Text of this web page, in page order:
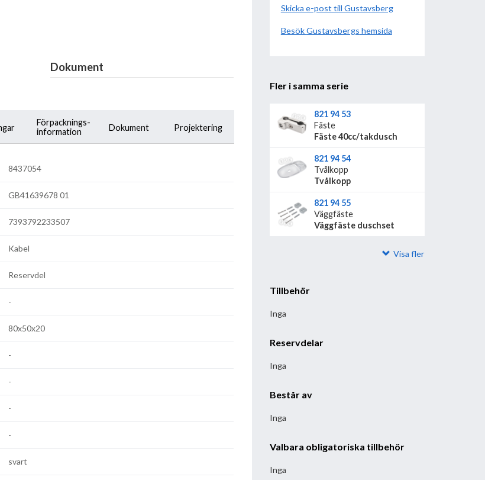
Dokument
Förpacknings-
information
Dokument Projektering
8437054
GB41639678 01
7393792233507
Kabel
Reservdel
-
80x50x20
-
-
-
-
svart
Skicka e-post till Gustavsberg
BesökGustavsberg hemsida
Fler i samma serie
821 94 53
Fäste
Fäste 40cc/takdusch
821 94 54
Tvålkopp
Tvålkopp
821 94 55
Väggfäste
Väggfäste duschset
Visa fler
Tillbehör
Inga
Reservdelar
Inga
Består av
Inga
Valbara obligatoriska tillbehör
Inga